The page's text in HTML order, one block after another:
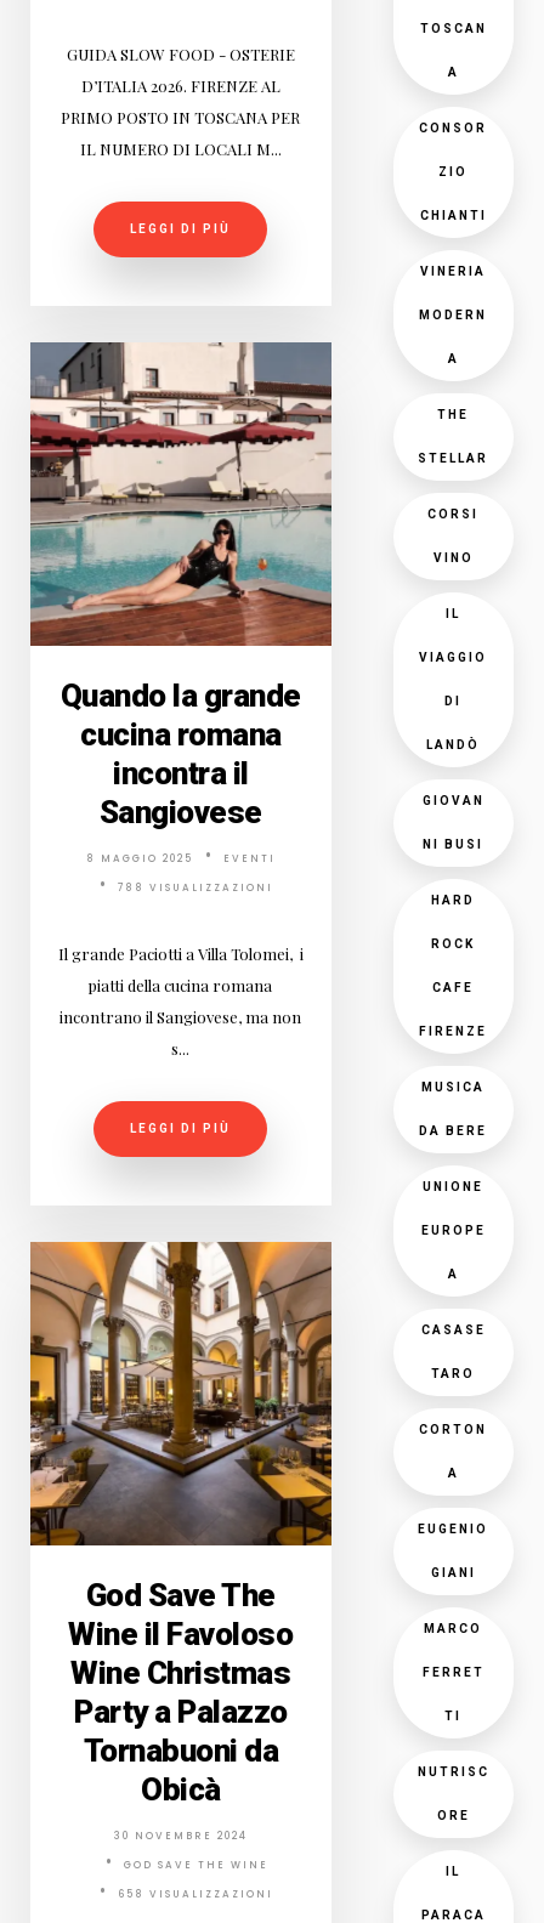
GUIDA SLOW FOOD - OSTERIE
D’ITALIA 2026. FIRENZE AL
PRIMO POSTO IN TOSCANA PER
IL NUMERO DI LOCALI M...
LEGGI DI PIÙ
Quando la grande
cucina romana
incontra il
Sangiovese
8 MAGGIO 2025 EVENTI
788 VISUALIZZAZIONI
Il grande Paciotti a Villa Tolomei, i
piatti della cucina romana
incontrano il Sangiovese, ma non
s...
LEGGI DI PIÙ
God Save The
Wine il Favoloso
Wine Christmas
Party a Palazzo
Tornabuoni da
Obicà
30 NOVEMBRE 2024
GOD SAVE THE WINE
658 VISUALIZZAZIONI
TOSCAN
A
CONSOR
ZIO
CHIANTI
VINERIA
MODERN
A
THE
STELLAR
CORSI
VINO
IL
VIAGGIO
DI
LANDÒ
GIOVAN
NI BUSI
HARD
ROCK
CAFE
FIRENZE
MUSICA
DA BERE
UNIONE
EUROPE
A
CASASE
TARO
CORTON
A
EUGENIO
GIANI
MARCO
FERRET
TI
NUTRISC
ORE
IL
PARACA